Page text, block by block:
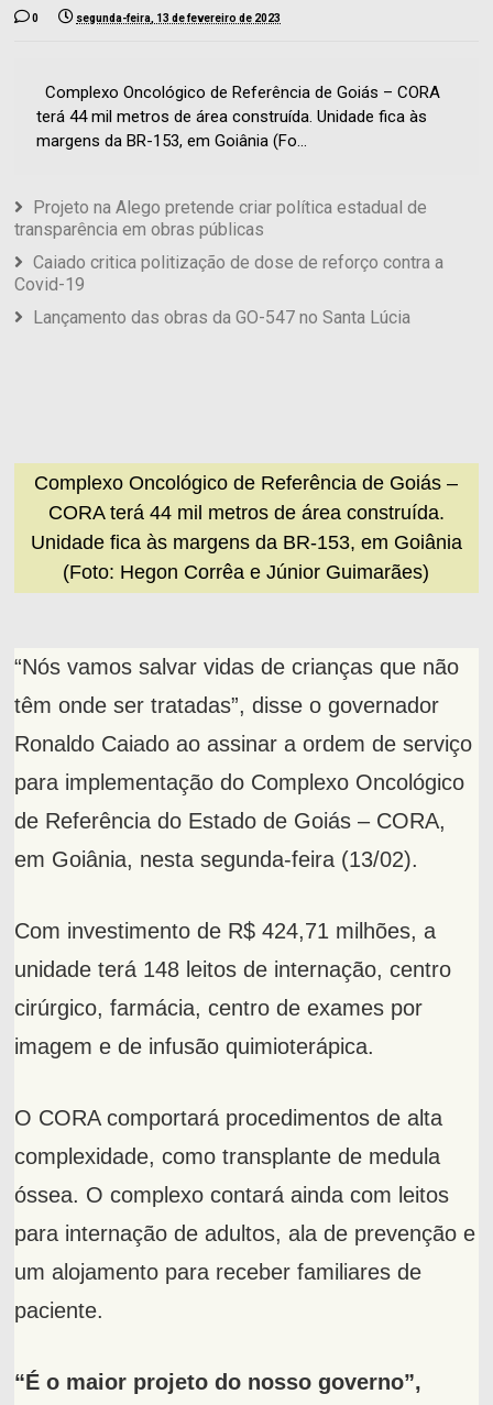
0 segunda-feira, 13 de fevereiro de 2023
Complexo Oncológico de Referência de Goiás – CORA
terá 44 mil metros de área construída. Unidade fica às
margens da BR-153, em Goiânia (Fo...
Projeto na Alego pretende criar política estadual de
transparência em obras públicas
Caiado critica politização de dose de reforço contra a
Covid-19
Lançamento das obras da GO-547 no Santa Lúcia
Complexo Oncológico de Referência de Goiás –
CORA terá 44 mil metros de área construída.
Unidade fica às margens da BR-153, em Goiânia
(Foto: Hegon Corrêa e Júnior Guimarães)
“Nós vamos salvar vidas de crianças que não
têm onde ser tratadas”, disse o governador
Ronaldo Caiado ao assinar a ordem de serviço
para implementação do Complexo Oncológico
de Referência do Estado de Goiás – CORA,
em Goiânia, nesta segunda-feira (13/02).
Com investimento de R$ 424,71 milhões, a
unidade terá 148 leitos de internação, centro
cirúrgico, farmácia, centro de exames por
imagem e de infusão quimioterápica.
O CORA comportará procedimentos de alta
complexidade, como transplante de medula
óssea. O complexo contará ainda com leitos
para internação de adultos, ala de prevenção e
um alojamento para receber familiares de
paciente.
“É o maior projeto do nosso governo”,